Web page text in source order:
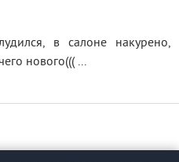
в салоне накурено,
нового((( ...